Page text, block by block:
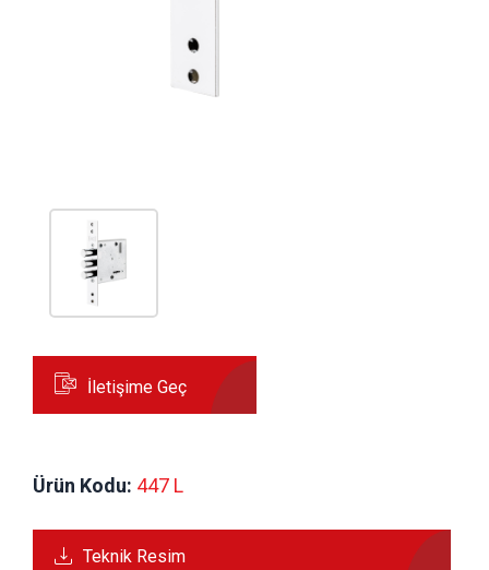
İletişime Geç
Ürün Kodu: 447 L
Teknik Resim